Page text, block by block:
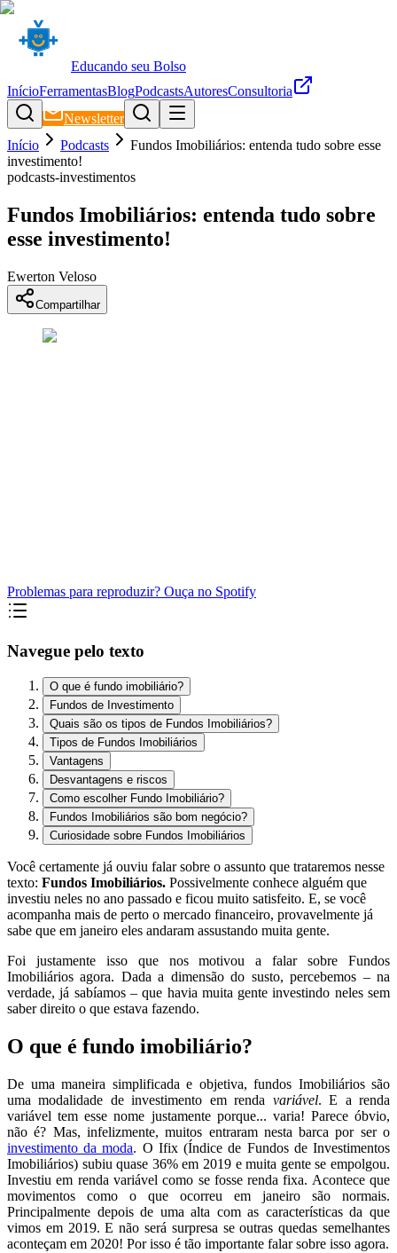
Educando seu Bolso
InícioFerramentasBlogPodcastsAutoresConsultoria
Newsletter
Início
Podcasts
Fundos Imobiliários: entenda tudo sobre esse
investimento!
podcasts-investimentos
Fundos Imobiliários: entenda tudo sobre
esse investimento!
Ewerton Veloso
Compartilhar
Problemas para reproduzir? Ouça no Spotify
Navegue pelo texto
O que é fundo imobiliário?
Fundos de Investimento
Quais são os tipos de Fundos Imobiliários?
Tipos de Fundos Imobiliários
Vantagens
Desvantagens e riscos
Como escolher Fundo Imobiliário?
Fundos Imobiliários são bom negócio?
Curiosidade sobre Fundos Imobiliários
Você certamente já ouviu falar sobre o assunto que trataremos nesse
texto: Fundos Imobiliários. Possivelmente conhece alguém que
investiu neles no ano passado e ficou muito satisfeito. E, se você
acompanha mais de perto o mercado financeiro, provavelmente já
sabe que em janeiro eles andaram assustando muita gente.
Foi justamente isso que nos motivou a falar sobre Fundos
Imobiliários agora. Dada a dimensão do susto, percebemos – na
verdade, já sabíamos – que havia muita gente investindo neles sem
saber direito o que estava fazendo.
O que é fundo imobiliário?
De uma maneira simplificada e objetiva, fundos Imobiliários são
uma modalidade de investimento em renda variável. E a renda
variável tem esse nome justamente porque... varia! Parece óbvio,
não é? Mas, infelizmente, muitos entraram nesta barca por ser o
investimento da moda. O Ifix (Índice de Fundos de Investimentos
Imobiliários) subiu quase 36% em 2019 e muita gente se empolgou.
Investiu em renda variável como se fosse renda fixa. Acontece que
movimentos como o que ocorreu em janeiro são normais.
Principalmente depois de uma alta com as características da que
vimos em 2019. E não será surpresa se outras quedas semelhantes
aconteçam em 2020! Por isso é tão importante falar sobre isso agora.